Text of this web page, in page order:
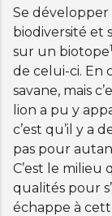
Se
biodiversité et
sur un biotope1
de celui-ci. En
savane, mais
lion a pu y
c’est qu’il y a
pas pour
C’est le milieu
qualités pour
échappe à